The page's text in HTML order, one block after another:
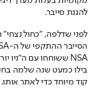
להגנת סייבר.